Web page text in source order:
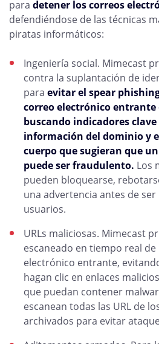
para detener los correos
defendiéndose de las técnicas
piratas informáticos:
Ingeniería social. Mimecast
contra la suplantación de
para evitar el spear
correo electrónico entrante
buscando indicadores
información del dominio y
cuerpo que sugieran que
puede ser fraudulento. Los
pueden bloquearse,
una advertencia antes de ser
usuarios.
URLs maliciosas. Mimecast
escaneado en tiempo real de
electrónico entrante,
hagan clic en enlaces
que puedan contener
escanean todas las URL de
archivados para evitar